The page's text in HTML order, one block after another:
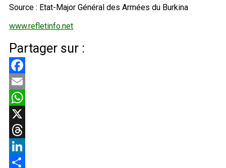
Source : Etat-Major Général des Armées du Burkina
www.refletinfo.net
Partager sur :
Facebook
Email
WhatsApp
X
Threads
LinkedIn